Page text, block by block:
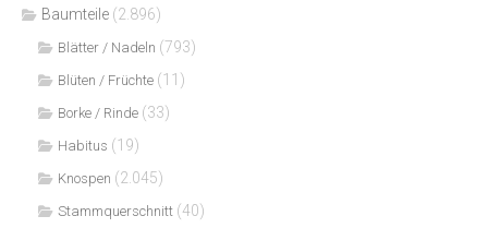
Baumteile (2.896)
Blätter / Nadeln (793)
Blüten / Früchte (11)
Borke / Rinde (33)
Habitus (19)
Knospen (2.045)
Stammquerschnitt (40)